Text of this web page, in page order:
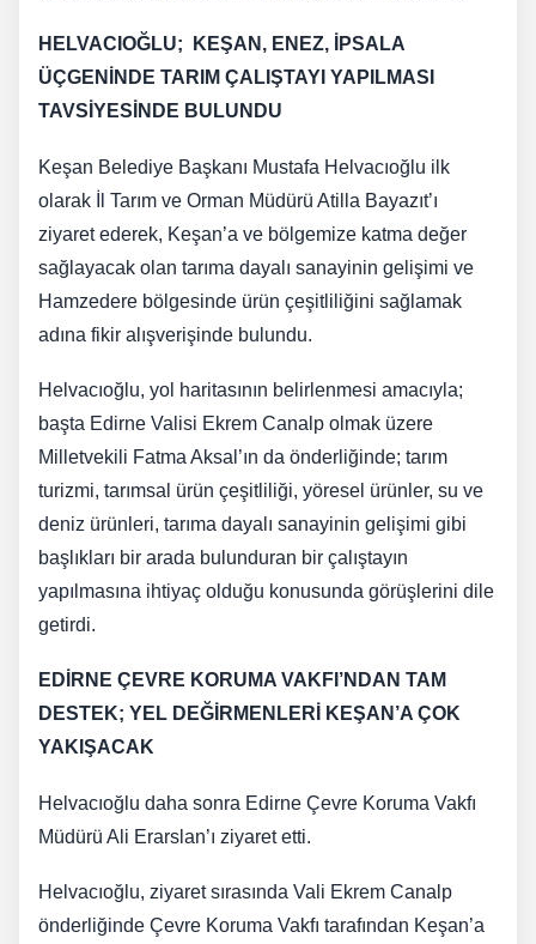
HELVACIOĞLU; KEŞAN, ENEZ, İPSALA
ÜÇGENİNDE TARIM ÇALIŞTAYI YAPILMASI
TAVSİYESİNDE BULUNDU
Keşan Belediye Başkanı Mustafa Helvacıoğlu ilk
olarak İl Tarım ve Orman Müdürü Atilla Bayazıt’ı
ziyaret ederek, Keşan’a ve bölgemize katma değer
sağlayacak olan tarıma dayalı sanayinin gelişimi ve
Hamzedere bölgesinde ürün çeşitliliğini sağlamak
adına fikir alışverişinde bulundu.
Helvacıoğlu, yol haritasının belirlenmesi amacıyla;
başta Edirne Valisi Ekrem Canalp olmak üzere
Milletvekili Fatma Aksal’ın da önderliğinde; tarım
turizmi, tarımsal ürün çeşitliliği, yöresel ürünler, su ve
deniz ürünleri, tarıma dayalı sanayinin gelişimi gibi
başlıkları bir arada bulunduran bir çalıştayın
yapılmasına ihtiyaç olduğu konusunda görüşlerini dile
getirdi.
EDİRNE ÇEVRE KORUMA VAKFI’NDAN TAM
DESTEK; YEL DEĞİRMENLERİ KEŞAN’A ÇOK
YAKIŞACAK
Helvacıoğlu daha sonra Edirne Çevre Koruma Vakfı
Müdürü Ali Erarslan’ı ziyaret etti.
Helvacıoğlu, ziyaret sırasında Vali Ekrem Canalp
önderliğinde Çevre Koruma Vakfı tarafından Keşan’a